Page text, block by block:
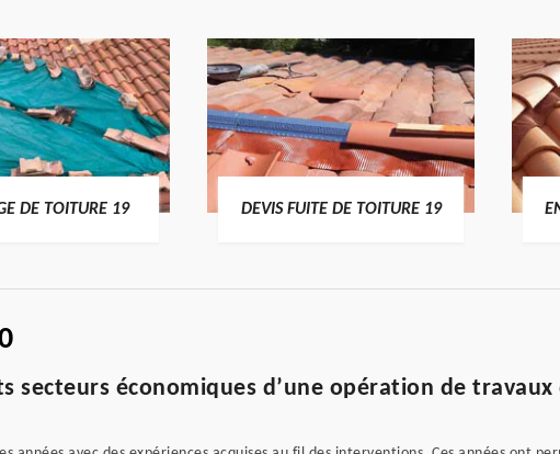
DE TOITURE 19 DEVIS FUITE DE TOITURE 19
secteurs économiques d’une opération de